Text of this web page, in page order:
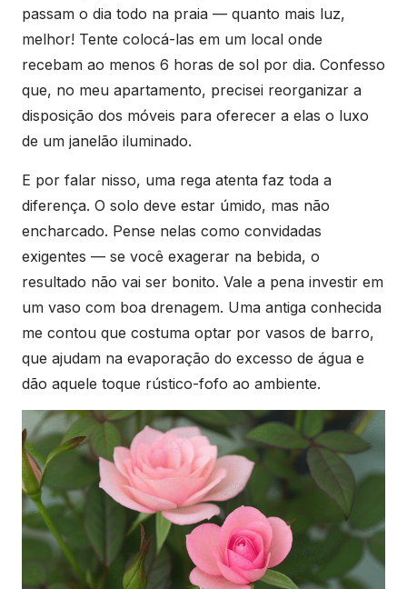
passam o dia todo na praia — quanto mais luz,
melhor! Tente colocá-las em um local onde
recebam ao menos 6 horas de sol por dia. Confesso
que, no meu apartamento, precisei reorganizar a
disposição dos móveis para oferecer a elas o luxo
de um janelão iluminado.
E por falar nisso, uma rega atenta faz toda a
diferença. O solo deve estar úmido, mas não
encharcado. Pense nelas como convidadas
exigentes — se você exagerar na bebida, o
resultado não vai ser bonito. Vale a pena investir em
um vaso com boa drenagem. Uma antiga conhecida
me contou que costuma optar por vasos de barro,
que ajudam na evaporação do excesso de água e
dão aquele toque rústico-fofo ao ambiente.